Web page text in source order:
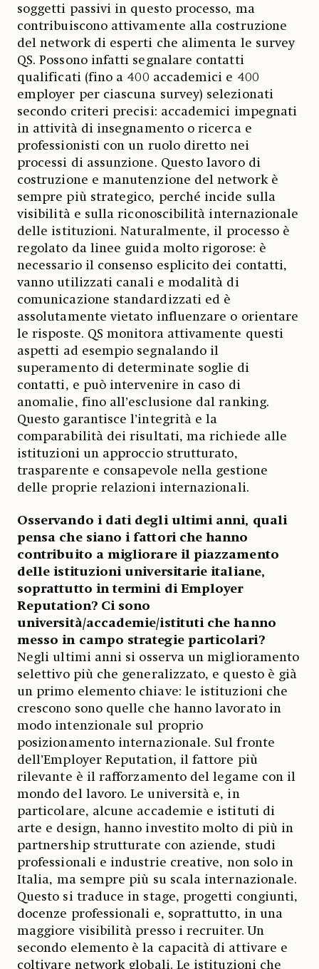
soggetti passivi in questo processo, ma
contribuiscono attivamente alla costruzione
del network di esperti che alimenta le survey
QS. Possono infatti segnalare contatti
qualificati (fino a 400 accademici e 400
employer per ciascuna survey) selezionati
secondo criteri precisi: accademici impegnati
in attività di insegnamento o ricerca e
professionisti con un ruolo diretto nei
processi di assunzione. Questo lavoro di
costruzione e manutenzione del network è
sempre più strategico, perché incide sulla
visibilità e sulla riconoscibilità internazionale
delle istituzioni. Naturalmente, il processo è
regolato da linee guida molto rigorose: è
necessario il consenso esplicito dei contatti,
vanno utilizzati canali e modalità di
comunicazione standardizzati ed è
assolutamente vietato influenzare o orientare
le risposte. QS monitora attivamente questi
aspetti ad esempio segnalando il
superamento di determinate soglie di
contatti, e può intervenire in caso di
anomalie, fino all’esclusione dal ranking.
Questo garantisce l’integrità e la
comparabilità dei risultati, ma richiede alle
istituzioni un approccio strutturato,
trasparente e consapevole nella gestione
delle proprie relazioni internazionali.
Osservando i dati degli ultimi anni, quali
pensa che siano i fattori che hanno
contribuito a migliorare il piazzamento
delle istituzioni universitarie italiane,
soprattutto in termini di Employer
Reputation? Ci sono
università/accademie/istituti che hanno
messo in campo strategie particolari?
Negli ultimi anni si osserva un miglioramento
selettivo più che generalizzato, e questo è già
un primo elemento chiave: le istituzioni che
crescono sono quelle che hanno lavorato in
modo intenzionale sul proprio
posizionamento internazionale. Sul fronte
dell’Employer Reputation, il fattore più
rilevante è il rafforzamento del legame con il
mondo del lavoro. Le università e, in
particolare, alcune accademie e istituti di
arte e design, hanno investito molto di più in
partnership strutturate con aziende, studi
professionali e industrie creative, non solo in
Italia, ma sempre più su scala internazionale.
Questo si traduce in stage, progetti congiunti,
docenze professionali e, soprattutto, in una
maggiore visibilità presso i recruiter. Un
secondo elemento è la capacità di attivare e
coltivare network globali. Le istituzioni che